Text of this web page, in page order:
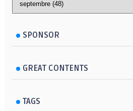
SPONSOR
GREAT CONTENTS
TAGS